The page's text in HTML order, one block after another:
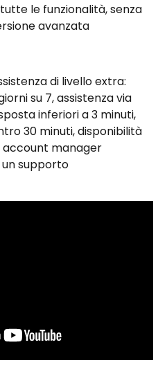
le funzionalità, senza
avanzata
di livello extra:
su 7, assistenza via
inferiori a 3 minuti,
30 minuti, disponibilità
manager
supporto